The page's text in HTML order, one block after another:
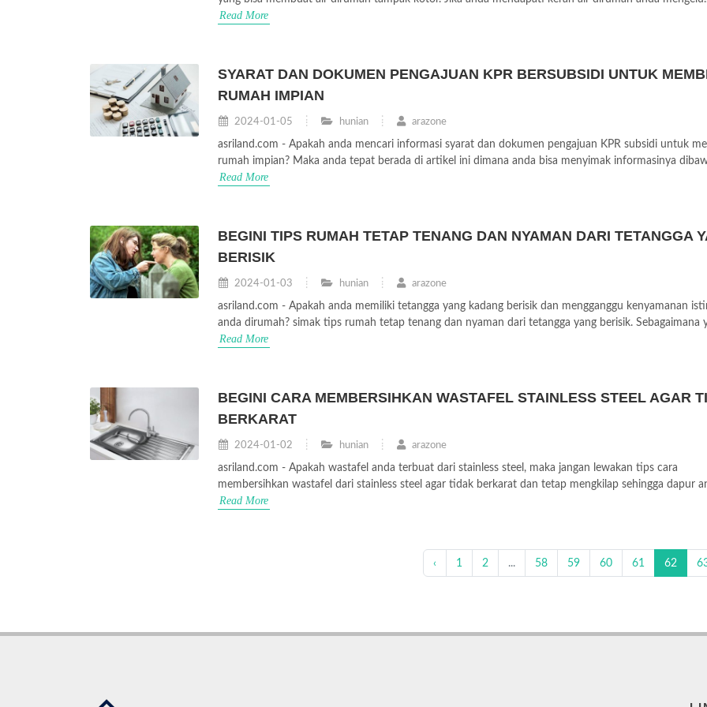
Read More
SYARAT DAN DOKUMEN PENGAJUAN KPR BERSUBSIDI UNTUK
RUMAH IMPIAN
2024-01-05 hunian arazone
asriland.com - Apakah anda mencari informasi syarat dan dokumen pengajuan KPR subsidi untuk
rumah impian? Maka anda tepat berada di artikel ini dimana anda bisa menyimak informasinya
Read More
BEGINI TIPS RUMAH TETAP TENANG DAN NYAMAN DARI TETANGGA
BERISIK
2024-01-03 hunian arazone
asriland.com - Apakah anda memiliki tetangga yang kadang berisik dan mengganggu kenyamanan
anda dirumah? simak tips rumah tetap tenang dan nyaman dari tetangga yang berisik. Sebagaimana
Read More
BEGINI CARA MEMBERSIHKAN WASTAFEL STAINLESS STEEL AGAR
BERKARAT
2024-01-02 hunian arazone
asriland.com - Apakah wastafel anda terbuat dari stainless steel, maka jangan lewakan tips cara
membersihkan wastafel dari stainless steel agar tidak berkarat dan tetap mengkilap sehingga dapur
Read More
‹ 1 2 ... 58 59 60 61 62